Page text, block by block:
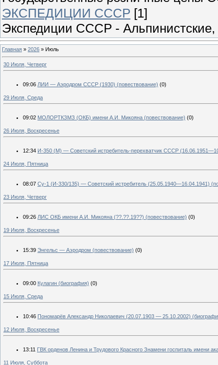
ЭКСПЕДИЦИИ СССР [1]
Экспедиции СССР -
Главная » 2026 » Июль
30 Июля, Четверг
09:06 ЛИИ — Аэродром СССР (1930) (повествование) (0)
29 Июля, Среда
09:02 МОЛОРТКЗМЗ (ОКБ) имени А.И. Микояна (повествование) (0)
26 Июля, Воскресенье
12:34 И-350 (М) — Советский истребитель-перехватчик СССР
24 Июля, Пятница
08:07 Су-1 (И-330/135) — Советский истребитель (25.05.1940—16.04.1941)
23 Июля, Четверг
09:26 ЛИС ОКБ имени А.И. Микояна (??.??.19??) (повествование) (0)
19 Июля, Воскресенье
15:39 Энгельс — Аэродром (повествование) (0)
17 Июля, Пятница
09:00 Кулагин (биография) (0)
15 Июля, Среда
10:46 Пономарёв Александр Николаевич (20.07.1903 — 25.10.2002)
12 Июля, Воскресенье
13:11 ГВК орденов Ленина и Трудового Красного Знамени госпиталь имени
11 Июля, Суббота